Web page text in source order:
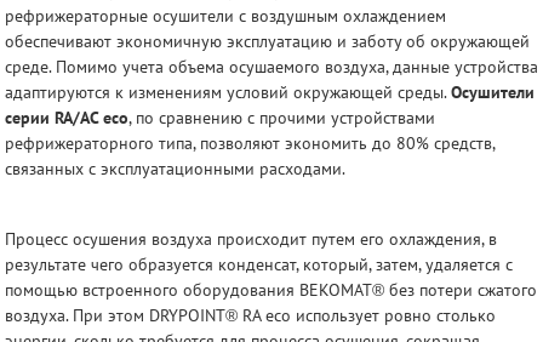
рефрижераторные осушители с воздушным охлаждением
обеспечивают экономичную эксплуатацию и заботу об окружающей
среде. Помимо учета объема осушаемого воздуха, данные устройства
адаптируются к изменениям условий окружающей среды.Осушители
серии RA/AC eco, по сравнению с прочими устройствами
рефрижераторного типа, позволяют экономить до 80% средств,
связанных с эксплуатационными расходами.
Процесс осушения воздуха происходит путем его охлаждения, в
результате чего образуется конденсат, который, затем, удаляется с
помощью встроенного оборудования BEKOMAT® без потери сжатого
воздуха. При этом DRYPOINT® RA eco использует ровно столько